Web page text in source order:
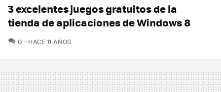
3 excelentes juegos gratuitos de la
tienda de aplicaciones de Windows 8
0 COMENTARIOS
HACE 11 AÑOS